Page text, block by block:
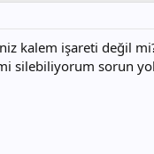
kalem işareti değil
silebiliyorum sorun